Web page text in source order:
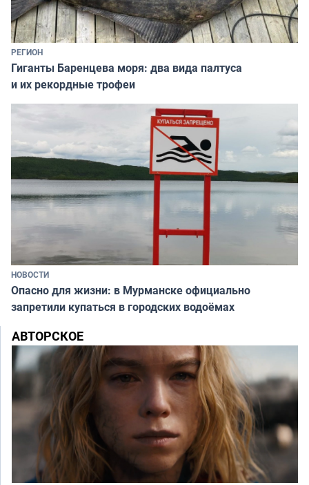
РЕГИОН
Гиганты Баренцева моря: два вида палтуса
и их рекордные трофеи
НОВОСТИ
Опасно для жизни: в Мурманске официально
запретили купаться в городских водоёмах
АВТОРСКОЕ